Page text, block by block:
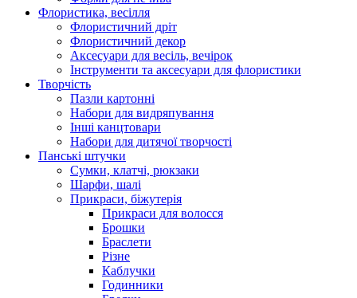
Флористика, весілля
Флористичний дріт
Флористичний декор
Аксесуари для весіль, вечірок
Інструменти та аксесуари для флористики
Творчість
Пазли картонні
Набори для видряпування
Інші канцтовари
Набори для дитячої творчості
Панські штучки
Сумки, клатчі, рюкзаки
Шарфи, шалі
Прикраси, біжутерія
Прикраси для волосся
Брошки
Браслети
Різне
Каблучки
Годинники